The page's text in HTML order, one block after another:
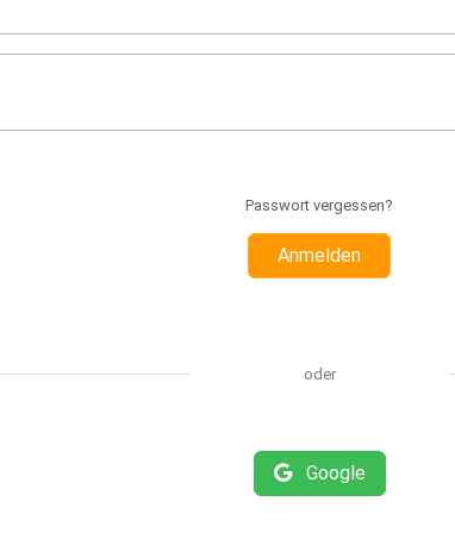
Passwort vergessen?
Anmelden
oder
Google